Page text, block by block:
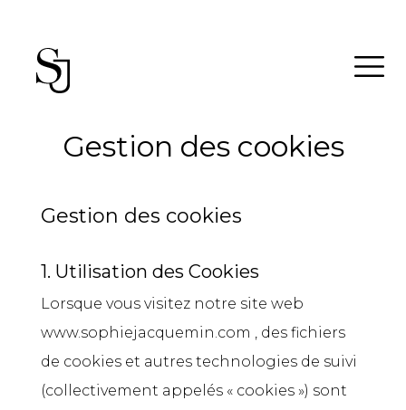
Gestion des cookies
Gestion des cookies
1. Utilisation des Cookies
Lorsque vous visitez notre site web
www.sophiejacquemin.com , des fichiers
de cookies et autres technologies de suivi
(collectivement appelés « cookies ») sont